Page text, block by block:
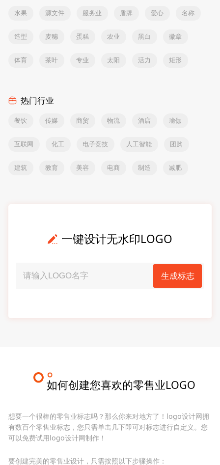
水果 源文件 服务业 盾牌 爱心 名称
造型 麦穗 蛋糕 农业 黑白 徽章
体育 茶叶 专业 太阳 活力 矩形
热门行业
餐饮 传媒 商贸 物流 酒店 瑜伽
互联网 化工 电子竞技 人工智能 团购
建筑 教育 美容 电商 制造 减肥
一键设计无水印LOGO
生成标志
如何创建您喜欢的零售业LOGO
想要一个很棒的零售业标志吗？那么你来对地方了！logo设计网拥
有数百个零售业标志，您只需单击几下即可对标志进行自定义。您
可以免费试用logo设计网制作！
要创建完美的零售业设计，只需按照以下步骤操作：